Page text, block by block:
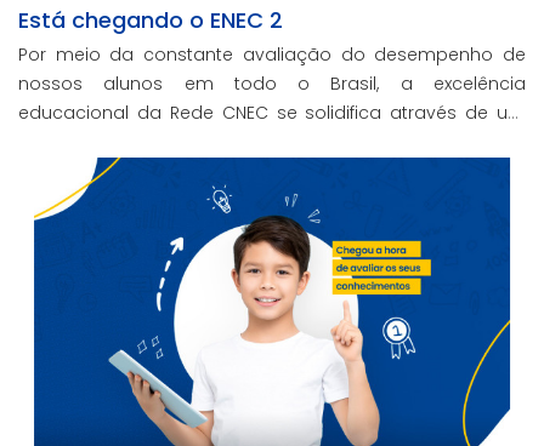
Está chegando o ENEC 2
Por meio da constante avaliação do desempenho de
nossos alunos em todo o Brasil, a excelência
educacional da Rede CNEC se solidifica através de um
desenvolvimento integral dos estudantes.